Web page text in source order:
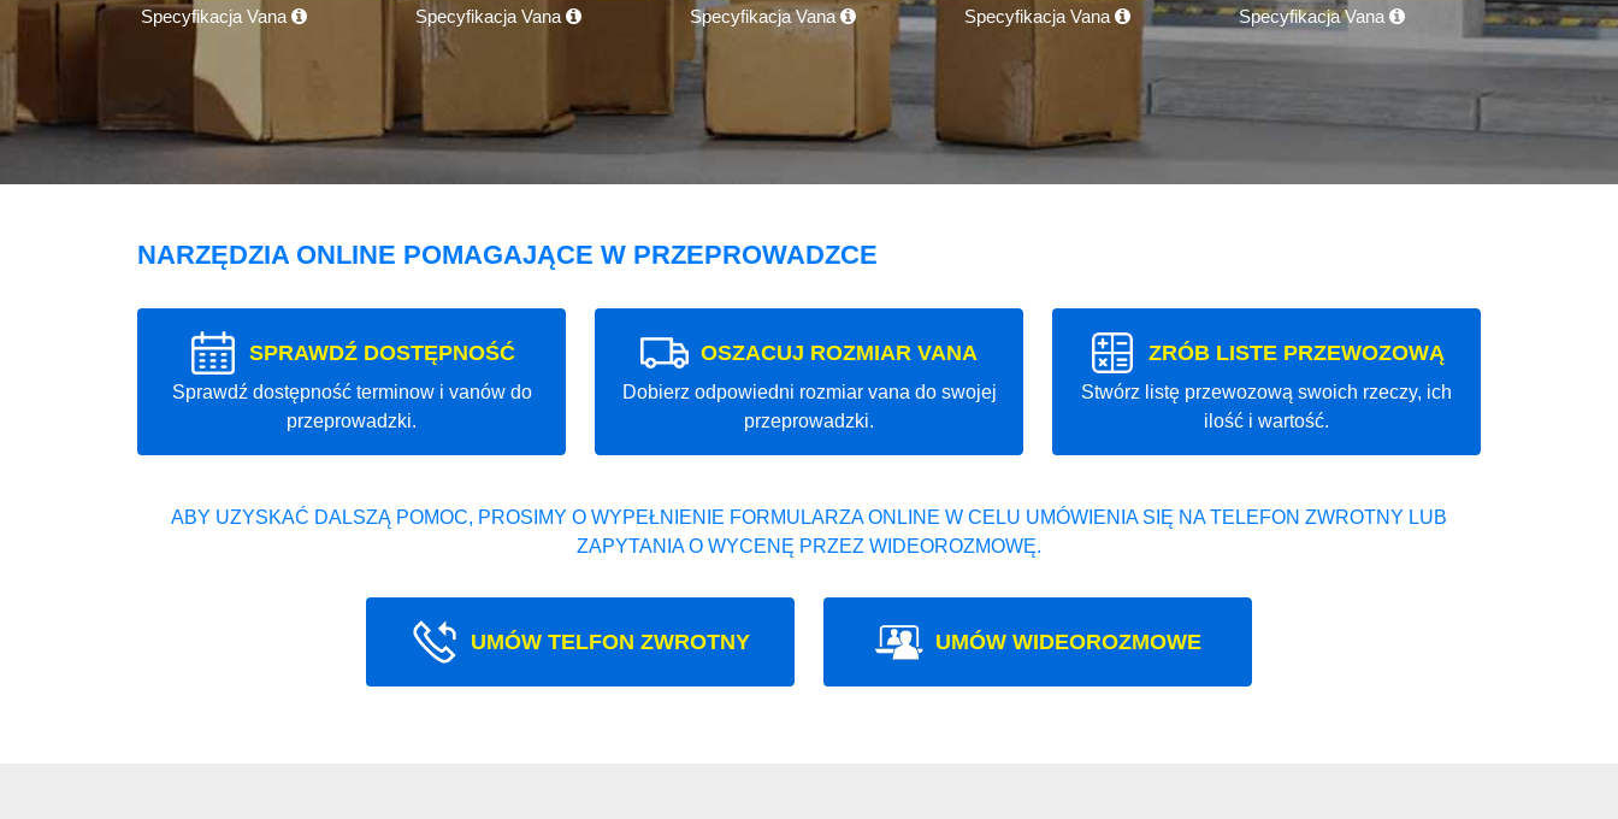
Specyfikacja Vana Specyfikacja Vana Specyfikacja Vana Specyfikacja Vana Specyfikacja Vana
NARZĘDZIA ONLINE POMAGAJĄCE W PRZEPROWADZCE
SPRAWDŹ DOSTĘPNOŚĆ
Sprawdź dostępność terminow i vanów do
przeprowadzki.
OSZACUJ ROZMIAR VANA
Dobierz odpowiedni rozmiar vana do swojej
przeprowadzki.
ZRÓB LISTE PRZEWOZOWĄ
Stwórz listę przewozową swoich rzeczy, ich
ilość i wartość.
ABY UZYSKAĆ DALSZĄ POMOC, PROSIMY O WYPEŁNIENIE FORMULARZA ONLINE W CELU UMÓWIENIA SIĘ NA TELEFON ZWROTNY LUB
ZAPYTANIA O WYCENĘ PRZEZ WIDEOROZMOWĘ.
UMÓW TELFON ZWROTNY UMÓW WIDEOROZMOWE